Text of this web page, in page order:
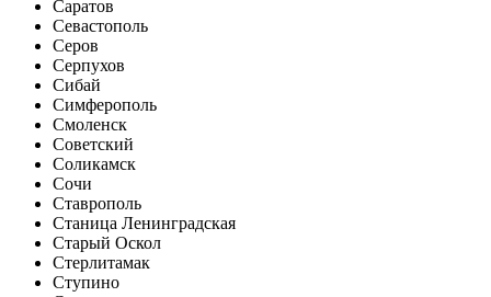
Саратов
Севастополь
Серов
Серпухов
Сибай
Симферополь
Смоленск
Советский
Соликамск
Сочи
Ставрополь
Станица Ленинградская
Старый Оскол
Стерлитамак
Ступино